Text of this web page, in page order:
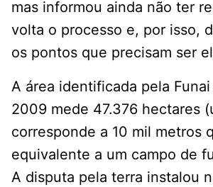
mas informou ainda não ter
volta o processo e, por isso,
os pontos que precisam ser
A área identificada pela
2009 mede 47.376 hectares
corresponde a 10 mil metros
equivalente a um campo de
A disputa pela terra instalou